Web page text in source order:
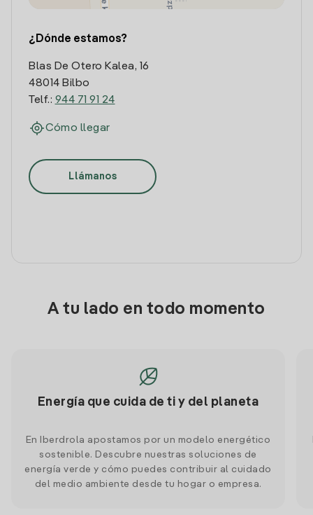
¿Dónde estamos?
Blas De Otero Kalea, 16
48014 Bilbo
Telf.: 944 71 91 24
Cómo llegar
Llámanos
A tu lado en todo momento
Energía que cuida de ti y del planeta
En Iberdrola apostamos por un modelo energético
sostenible. Descubre nuestras soluciones de
energía verde y cómo puedes contribuir al cuidado
del medio ambiente desde tu hogar o empresa.